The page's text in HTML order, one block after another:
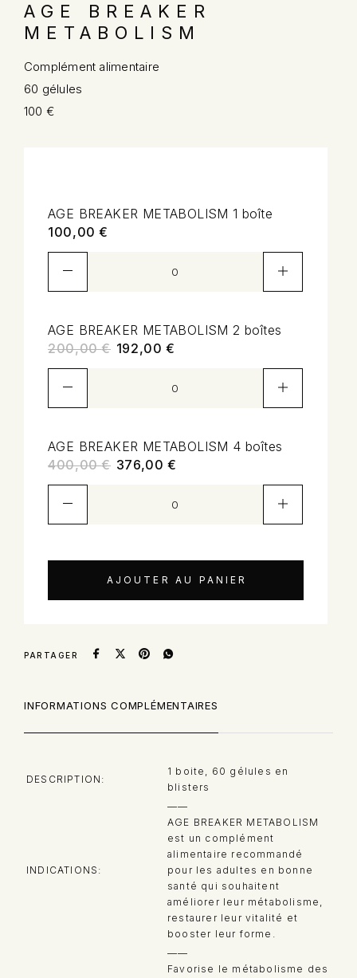
AGE BREAKER
METABOLISM
Complément alimentaire
60 gélules
100 €
AGE BREAKER METABOLISM 1 boîte
100,00€
AGE BREAKER METABOLISM 2 boîtes
200,00€ 192,00€
AGE BREAKER METABOLISM 4 boîtes
400,00€ 376,00€
AJOUTER AU PANIER
PARTAGER
INFORMATIONS COMPLÉMENTAIRES
DESCRIPTION
1 boite, 60 gélules en
blisters
INDICATIONS
——
AGE BREAKER METABOLISM
est un complément
alimentaire recommandé
pour les adultes en bonne
santé qui souhaitent
améliorer leur métabolisme,
restaurer leur vitalité et
booster leur forme.
——
Favorise le métabolisme des